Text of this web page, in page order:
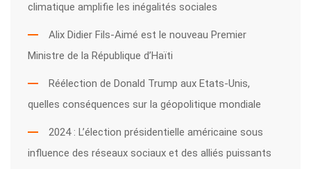
climatique amplifie les inégalités sociales
Alix Didier Fils-Aimé est le nouveau Premier
Ministre de la République d’Haïti
Réélection de Donald Trump aux Etats-Unis,
quelles conséquences sur la géopolitique mondiale
2024 : L’élection présidentielle américaine sous
influence des réseaux sociaux et des alliés puissants